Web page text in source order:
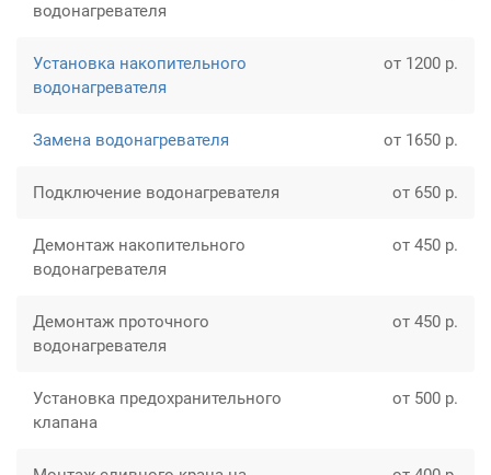
водонагревателя
Установка накопительного
водонагревателя
от 1200 р.
Замена водонагревателя от 1650 р.
Подключение водонагревателя от 650 р.
Демонтаж накопительного
водонагревателя
от 450 р.
Демонтаж проточного
водонагревателя
от 450 р.
Установка предохранительного
клапана
от 500 р.